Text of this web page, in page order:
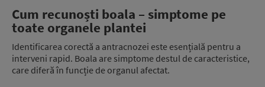
Cum recunoști boala – simptome pe
toate organele plantei
Identificarea corectă a antracnozei este esențială pentru a
interveni rapid. Boala are simptome destul de caracteristice,
care diferă în funcție de organul afectat.